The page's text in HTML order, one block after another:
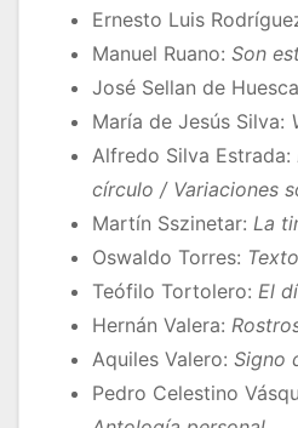
Ernesto Luis
Manuel Ruano: Son
José Sellan de
María de Jesús Silva:
Alfredo Silva Estrada:
círculo / Variaciones
Martín Sszinetar: La
Oswaldo Torres:
Teófilo Tortolero: El
Hernán Valera:
Aquiles Valero: Signo
Pedro Celestino